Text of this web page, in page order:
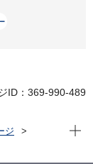
ID：369-990-489
ジ
現在